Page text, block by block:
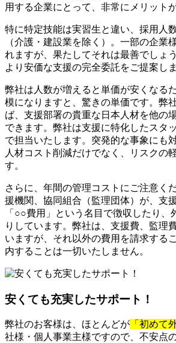
用する企業にとって、非常にメリット
特に特定技能は実習生と違い、採用人
（介護・建設業を除く）。一部の企業
れますが、果たしてそれは最善でしょ
より安価な支援の完全委託をご提案しま
弊社は人数が増えると単価が安くなる
模になりますと、驚きの単価です。弊
ば、支援部署の貴重な日本人材を他の
できます。弊社は支援に特化したスタ
で担当いたします。突発的な事象にも
人材コスト削減だけでなく、リスクの
す。
さらに、年間の管理コストにご注意く
援機関、協同組合（監理団体）が、支
「○○費用」という名目で徴収したり、
りしています。弊社は、支援費、監理
いますが、それ以外の費用を請求する
内することは一切いたしません。
安くても充実したサポート！
弊社のお客様は、ほとんどが 「初めて
社様・個人事業主様ですので、不安点